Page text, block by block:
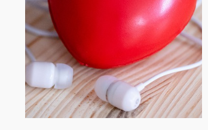
Aller au bout de mon
authenticité et devenir
pleinement qui je suis